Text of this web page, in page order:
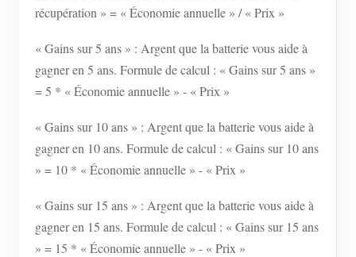
récupération » = « Économie annuelle » / « Prix »
« Gains sur 5 ans » : Argent que la batterie vous aide à
gagner en 5 ans. Formule de calcul : « Gains sur 5 ans »
= 5 * « Économie annuelle » - « Prix »
« Gains sur 10 ans » : Argent que la batterie vous aide à
gagner en 10 ans. Formule de calcul : « Gains sur 10 ans
» = 10 * « Économie annuelle » - « Prix »
« Gains sur 15 ans » : Argent que la batterie vous aide à
gagner en 15 ans. Formule de calcul : « Gains sur 15 ans
» = 15 * « Économie annuelle » - « Prix »